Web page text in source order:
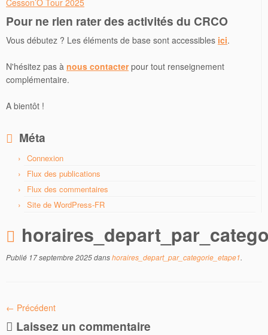
Cesson’O Tour 2025
Pour ne rien rater des activités du CRCO
Vous débutez ? Les éléments de base sont accessibles ici.
N'hésitez pas à nous contacterpour tout renseignement
complémentaire.
A bientôt !
Méta
Connexion
Flux des publications
Flux des commentaires
Site de WordPress-FR
Publié 17 septembre 2025danshoraires_depart_par_categorie_etape1.
← Précédent
Laissez un commentaire